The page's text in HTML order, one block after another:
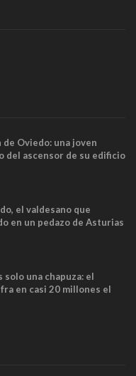
Oviedo: una joven
del ascensor de su edificio
últimos minutos
el valdesano que
en un pedazo de Asturias
solo una chapuza: el
en casi 20 millones el
que no cabían por los